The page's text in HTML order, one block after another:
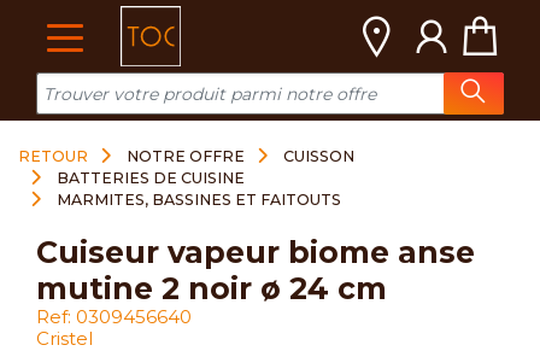
RETOUR NOTRE OFFRE
CUISSON
BATTERIES DE CUISINE
MARMITES, BASSINES ET FAITOUTS
cuiseur vapeur biome anse
mutine 2 noir ø 24 cm
Ref: 0309456640
Cristel
Cookies management panel